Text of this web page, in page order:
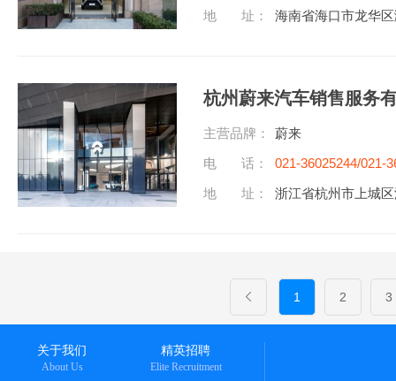
地 址： 海南省海口市龙华
杭州蔚来汽车销售服务
主营品牌：
蔚来
电 话：
021-36025244/021-
地 址：
浙江省杭州市上城
1 2 3
关于我们
About Us
精英招聘
Elite Recruitment